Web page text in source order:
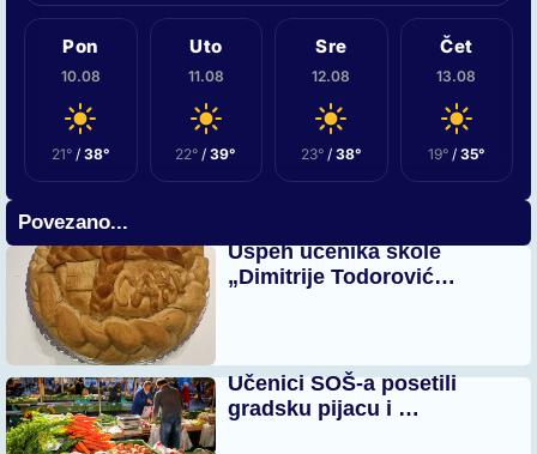
Pon
10.08
21°/ 38°
Uto
11.08
22° /39°
Sre
12.08
23°/ 38°
Čet
13.08
19°/ 35°
Povezano...
Uspeh učenika škole
„Dimitrije Todorović…
Učenici SOŠ-a posetili
gradsku pijacu i …